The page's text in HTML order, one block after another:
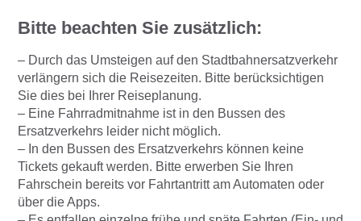
Bitte beachten Sie zusätzlich:
– Durch das Umsteigen auf den Stadtbahnersatzverkehr
verlängern sich die Reisezeiten. Bitte berücksichtigen
Sie dies bei Ihrer Reiseplanung.
– Eine Fahrradmitnahme ist in den Bussen des
Ersatzverkehrs leider nicht möglich.
– In den Bussen des Ersatzverkehrs können keine
Tickets gekauft werden. Bitte erwerben Sie Ihren
Fahrschein bereits vor Fahrtantritt am Automaten oder
über die Apps.